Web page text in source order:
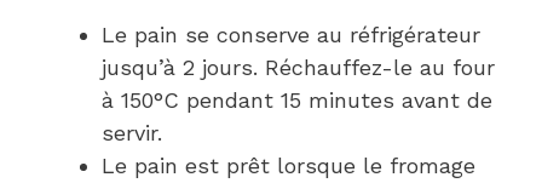
Le pain se conserve au réfrigérateur
jusqu’à 2 jours. Réchauffez-le au four
à 150°C pendant 15 minutes avant de
servir.
Le pain est prêt lorsque le fromage